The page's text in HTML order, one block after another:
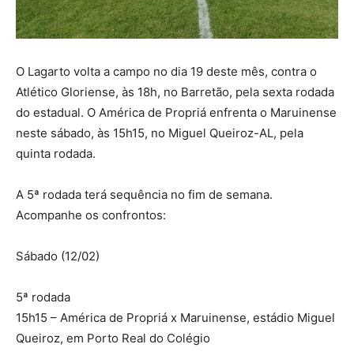
O Lagarto volta a campo no dia 19 deste mês, contra o
Atlético Gloriense, às 18h, no Barretão, pela sexta rodada
do estadual. O América de Propriá enfrenta o Maruinense
neste sábado, às 15h15, no Miguel Queiroz-AL, pela
quinta rodada.
A 5ª rodada terá sequência no fim de semana.
Acompanhe os confrontos:
Sábado (12/02)
5ª rodada
15h15 – América de Propriá x Maruinense, estádio Miguel
Queiroz, em Porto Real do Colégio